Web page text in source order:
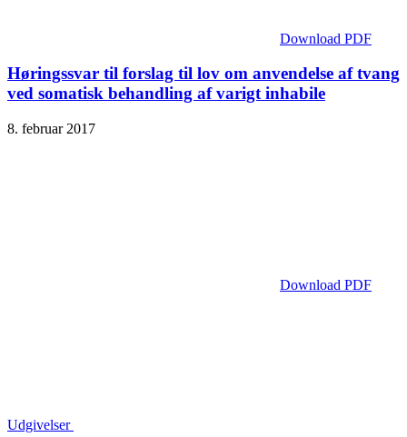
Download PDF
Høringssvar til forslag til lov om anvendelse af tvang
ved somatisk behandling af varigt inhabile
8. februar 2017
Download PDF
Udgivelser